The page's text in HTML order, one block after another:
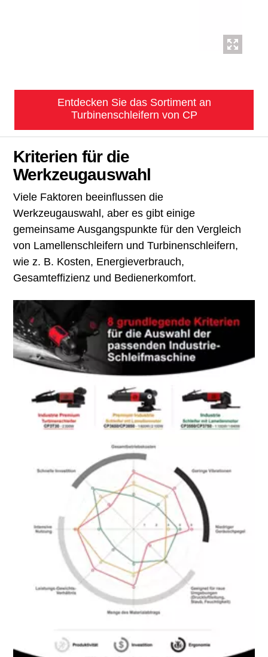
Entdecken Sie das Sortiment an
Turbinenschleifern von CP
Kriterien für die
Werkzeugauswahl
Viele Faktoren beeinflussen die
Werkzeugauswahl, aber es gibt einige
gemeinsame Ausgangspunkte für den Vergleich
von Lamellenschleifern und Turbinenschleifern,
wie z. B. Kosten, Energieverbrauch,
Gesamteffizienz und Bedienerkomfort.